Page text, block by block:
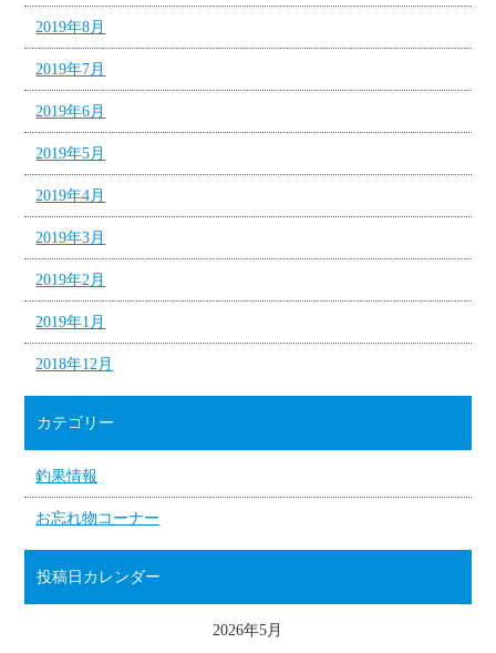
2019年8月
2019年7月
2019年6月
2019年5月
2019年4月
2019年3月
2019年2月
2019年1月
2018年12月
カテゴリー
釣果情報
お忘れ物コーナー
投稿日カレンダー
2026年5月